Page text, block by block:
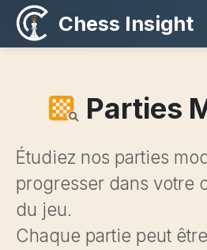
Chess Insight
Parties
Étudiez nos parties
progresser dans votre
du jeu.
Chaque partie peut